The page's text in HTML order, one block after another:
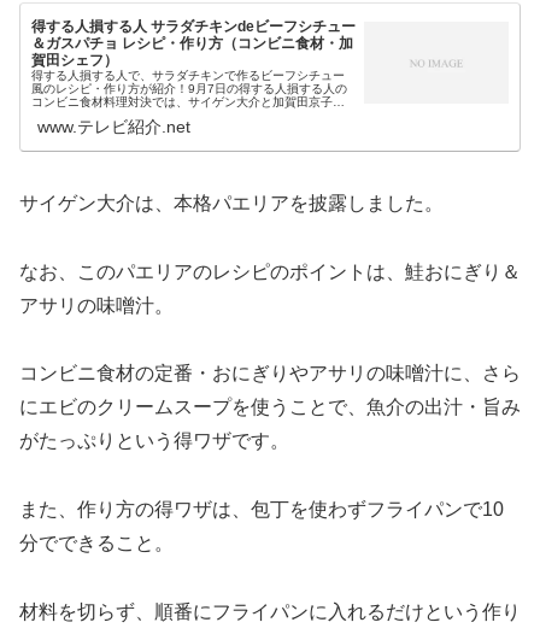
得する人損する人 サラダチキンdeビーフシチュー
＆ガスパチョ レシピ・作り方（コンビニ食材・加
賀田シェフ）
得する人損する人で、サラダチキンで作るビーフシチュー
風のレシピ・作り方が紹介！9月7日の得する人損する人の
コンビニ食材料理対決では、サイゲン大介と加賀田京子シ
したのは、高級ビーフシチューを...
www.テレビ紹介.net
サイゲン大介は、本格パエリアを披露しました。
なお、このパエリアのレシピのポイントは、鮭おにぎり＆
アサリの味噌汁。
コンビニ食材の定番・おにぎりやアサリの味噌汁に、さら
にエビのクリームスープを使うことで、魚介の出汁・旨み
がたっぷりという得ワザです。
また、作り方の得ワザは、包丁を使わずフライパンで10
分でできること。
材料を切らず、順番にフライパンに入れるだけという作り